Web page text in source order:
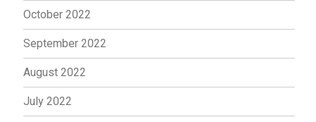
October 2022
September 2022
August 2022
July 2022